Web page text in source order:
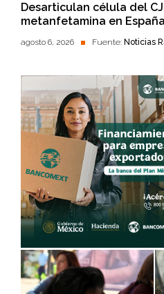
Desarticulan célula del
metanfetamina en España
agosto 6, 2026 Fuente: Noticias